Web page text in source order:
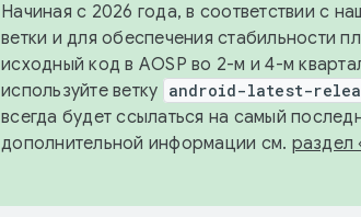
Начиная с 2026 года, в соответствии с
ветки и для обеспечения стабильности
исходный код в AOSP во 2-м и 4-м
используйте ветку android-latest-
всегда будет ссылаться на самый
дополнительной информации см. раздел